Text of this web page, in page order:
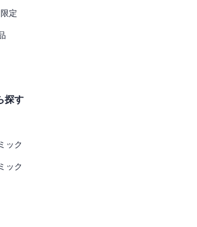
定
探す
ック
ック